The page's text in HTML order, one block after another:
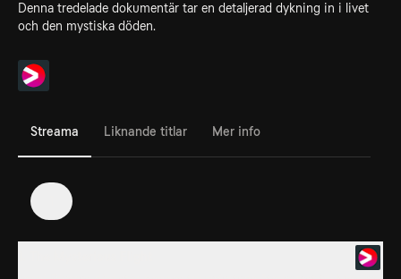
Denna tredelade dokumentär tar en detaljerad dykning in i livet
och den mystiska döden.
Streama Liknande titlar Mer info